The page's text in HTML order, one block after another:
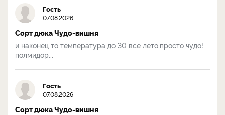
Гость
07.08.2026
Сорт дюка Чудо-вишня
и наконец то температура до 30 все лето,просто чудо!
полмидор...
Гость
07.08.2026
Сорт дюка Чудо-вишня